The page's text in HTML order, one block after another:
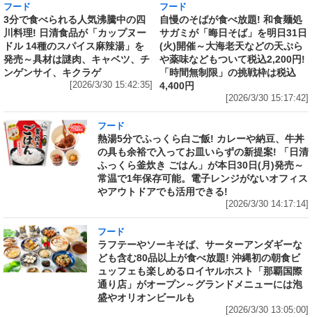
フード
3分で食べられる人気沸騰中の四
川料理! 日清食品が「カップヌー
ドル 14種のスパイス麻辣湯」を
発売～具材は謎肉、キャベツ、チ
ンゲンサイ、キクラゲ
[2026/3/30 15:42:35]
フード
自慢のそばが食べ放題! 和食麺処
サガミが「晦日そば」を明日31日
(火)開催～大海老天などの天ぷら
や薬味などもついて税込2,200円!
「時間無制限」の挑戦枠は税込
4,400円
[2026/3/30 15:17:42]
フード
熱湯5分でふっくら白ご飯! カレーや納豆、牛丼
の具も余裕で入ってお皿いらずの新提案! 「日清
ふっくら釜炊き ごはん」が本日30日(月)発売～
常温で1年保存可能。電子レンジがないオフィス
やアウトドアでも活用できる!
[2026/3/30 14:17:14]
フード
ラフテーやソーキそば、サーターアンダギーな
ども含む80品以上が食べ放題! 沖縄初の朝食ビ
ュッフェも楽しめるロイヤルホスト「那覇国際
通り店」がオープン～グランドメニューには泡
盛やオリオンビールも
[2026/3/30 13:05:00]